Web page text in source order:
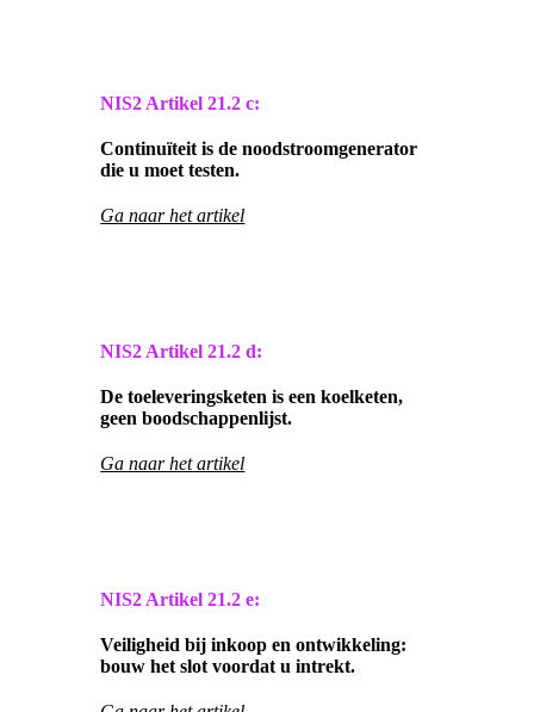
NIS2 Artikel21.2 c:
Continuïteit is de noodstroomgenerator
die u moet testen.
Ga naar het artikel
NIS2 Artikel21.2 d:
De toeleveringsketen is een koelketen,
geen boodschappenlijst.
Ga naar het artikel
NIS2 Artikel21.2 e:
Veiligheid bij inkoop en ontwikkeling:
bouw het slot voordat u intrekt.